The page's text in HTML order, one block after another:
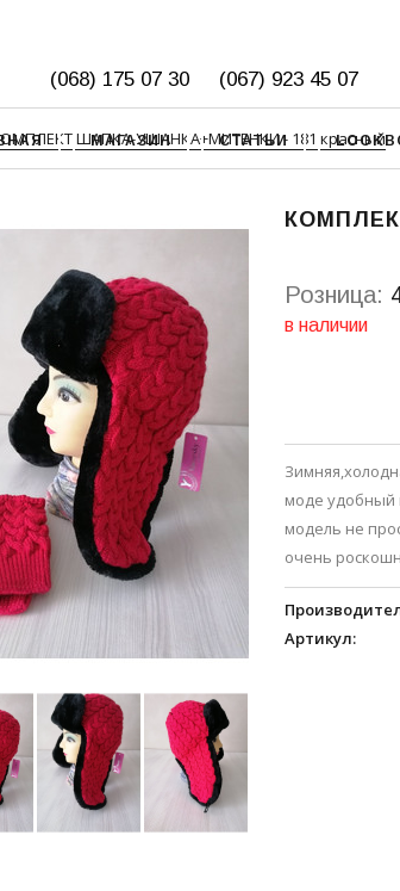
(068) 175 07 30 (067) 923 45 07
МАГАЗИН СТАТЬИ
ШАПКА-УШАНКА+МИТЕНКИ - 181 красный
Розница:
в наличии
моде удобный
модель не
очень
Артикул: